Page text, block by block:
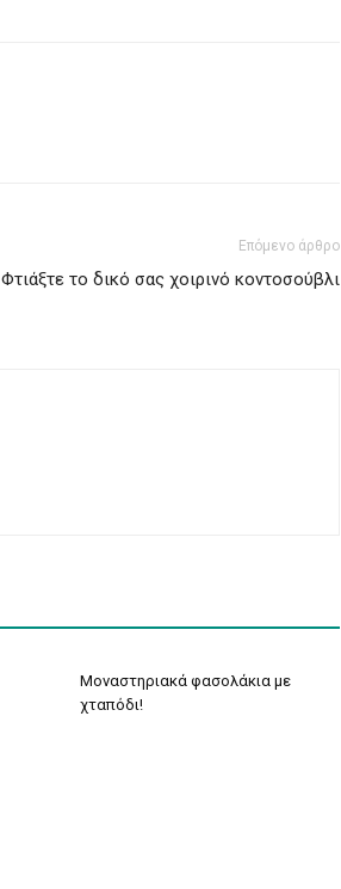
Επόμενο άρθρο
Φτιάξτε το δικό σας χοιρινό κοντοσούβλι
Μοναστηριακά φασολάκια με
χταπόδι!